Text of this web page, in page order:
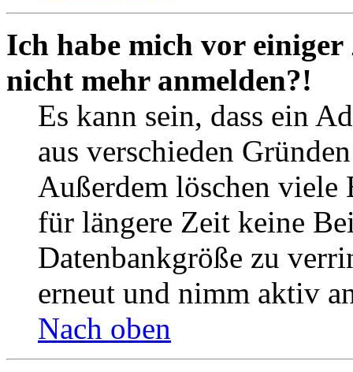
Ich habe mich vor
nicht mehr anmelden?!
Es kann sein, dass ein
aus verschieden
Außerdem löschen viele
für längere Zeit keine
Datenbankgröße zu
erneut und nimm aktiv
Nach oben